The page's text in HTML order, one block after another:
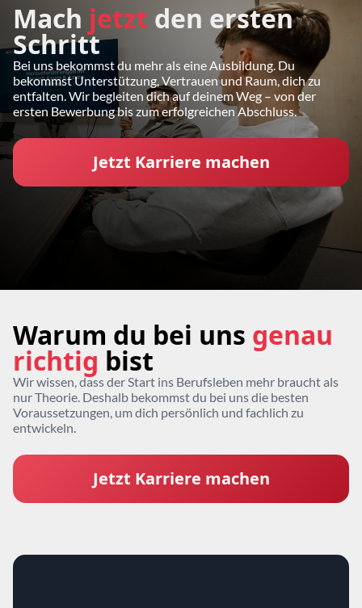
Mach jetzt den ersten
Schritt
Bei uns bekommst du mehr als eine Ausbildung. Du
bekommst Unterstützung, Vertrauen und Raum, dich zu
entfalten. Wir begleiten dich auf deinem Weg – von der
ersten Bewerbung bis zum erfolgreichen Abschluss.
Jetzt Karriere machen
Warum du bei uns genau
richtig bist
Wir wissen, dass der Start ins Berufsleben mehr braucht als
nur Theorie. Deshalb bekommst du bei uns die besten
Voraussetzungen, um dich persönlich und fachlich zu
entwickeln.
Jetzt Karriere machen